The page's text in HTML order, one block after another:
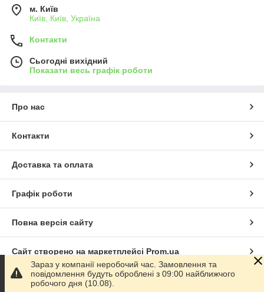
м. Київ
Київ, Київ, Україна
Контакти
Сьогодні вихідний
Показати весь графік роботи
Про нас
Контакти
Доставка та оплата
Графік роботи
Повна версія сайту
Сайт створено на маркетплейсі Prom.ua
Політика конфіденційності
Зараз у компанії неробочий час. Замовлення та
повідомлення будуть оброблені з 09:00 найближчого
робочого дня (10.08).